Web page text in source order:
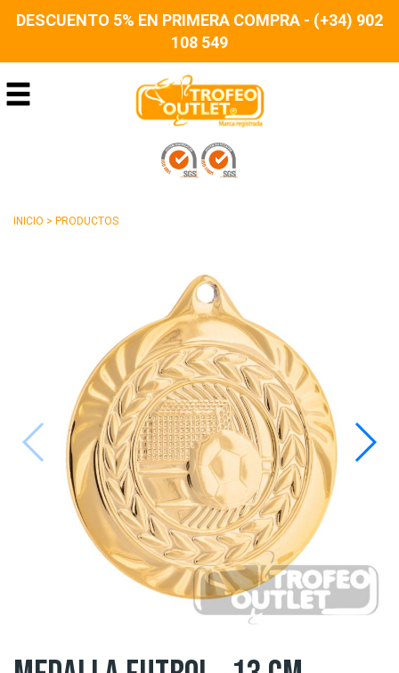
DESCUENTO 5% EN PRIMERA COMPRA - (+34) 902
108 549
INICIO > PRODUCTOS